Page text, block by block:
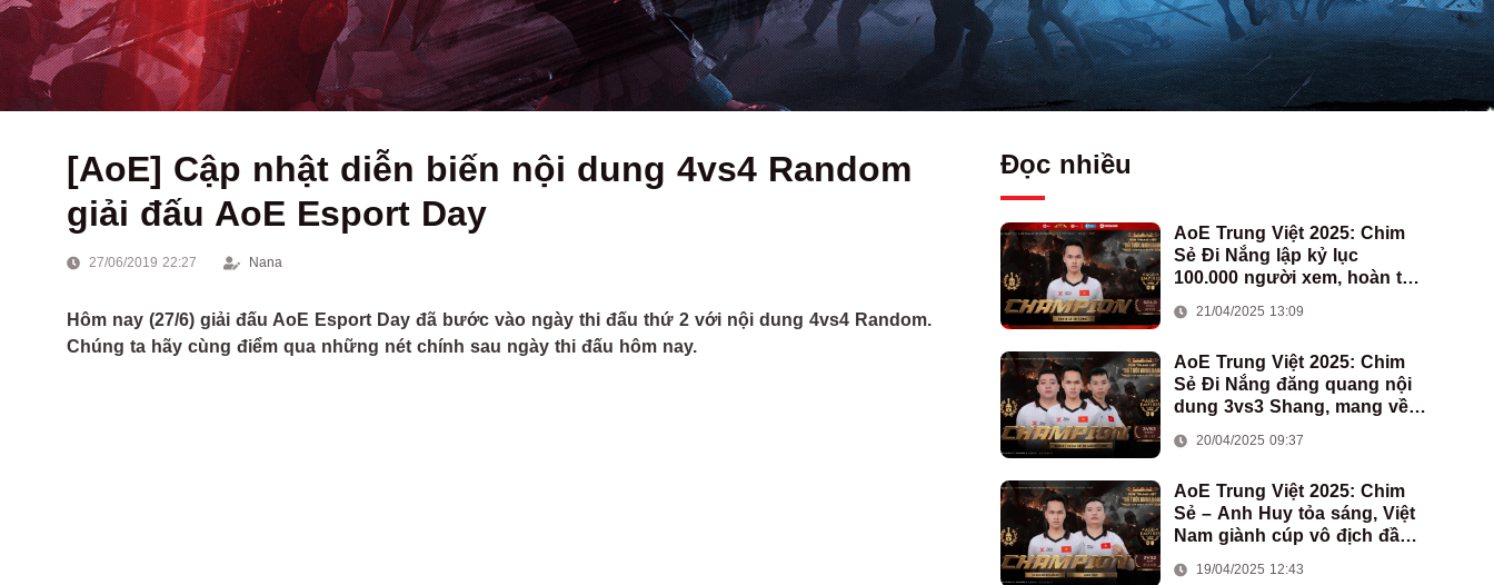
[AoE] Cập nhật diễn biến nội dung 4vs4 Random
giải đấu AoE Esport Day
27/06/2019 22:27 Nana
Hôm nay (27/6) giải đấu AoE Esport Day đã bước vào ngày thi đấu thứ 2 với nội dung 4vs4 Random.
Chúng ta hãy cùng điểm qua những nét chính sau ngày thi đấu hôm nay.
Đọc nhiều
AoE Trung Việt 2025: Chim
Sẻ Đi Nắng lập kỷ lục
100.000 người xem, hoàn tất
Việt Nam
21/04/2025 13:09
AoE Trung Việt 2025: Chim
Sẻ Đi Nắng đăng quang nội
dung 3vs3 Shang, mang về
đoàn AoE Việt Nam
20/04/2025 09:37
AoE Trung Việt 2025: Chim
Sẻ – Anh Huy tỏa sáng, Việt
Nam giành cúp vô địch đầu
19/04/2025 12:43